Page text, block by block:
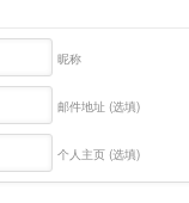
昵称
邮件地址 (选填)
个人主页 (选填)